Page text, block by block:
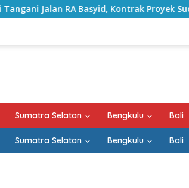
Proyek Sudah Rampung
Sumatra Selatan Bengkulu Bali
Sumatra Selatan Bengkulu Bali